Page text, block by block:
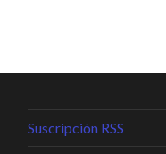
Suscripción RSS